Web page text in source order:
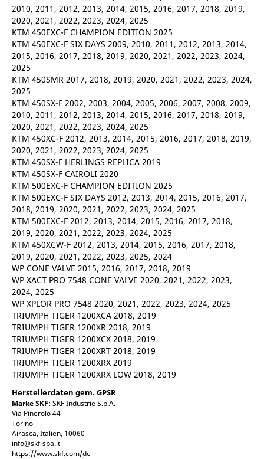
2010, 2011, 2012, 2013, 2014, 2015, 2016, 2017, 2018, 2019,
2020, 2021, 2022, 2023, 2024, 2025
KTM 450EXC-F CHAMPION EDITION 2025
KTM 450EXC-F SIX DAYS 2009, 2010, 2011, 2012, 2013, 2014,
2015, 2016, 2017, 2018, 2019, 2020, 2021, 2022, 2023, 2024,
2025
KTM 450SMR 2017, 2018, 2019, 2020, 2021, 2022, 2023, 2024,
2025
KTM 450SX-F 2002, 2003, 2004, 2005, 2006, 2007, 2008, 2009,
2010, 2011, 2012, 2013, 2014, 2015, 2016, 2017, 2018, 2019,
2020, 2021, 2022, 2023, 2024, 2025
KTM 450XC-F 2012, 2013, 2014, 2015, 2016, 2017, 2018, 2019,
2020, 2021, 2022, 2023, 2024, 2025
KTM 450SX-F HERLINGS REPLICA 2019
KTM 450SX-F CAIROLI 2020
KTM 500EXC-F CHAMPION EDITION 2025
KTM 500EXC-F SIX DAYS 2012, 2013, 2014, 2015, 2016, 2017,
2018, 2019, 2020, 2021, 2022, 2023, 2024, 2025
KTM 500EXC-F 2012, 2013, 2014, 2015, 2016, 2017, 2018,
2019, 2020, 2021, 2022, 2023, 2024, 2025
KTM 450XCW-F 2012, 2013, 2014, 2015, 2016, 2017, 2018,
2019, 2020, 2021, 2022, 2023, 2025, 2024
WP CONE VALVE 2015, 2016, 2017, 2018, 2019
WP XACT PRO 7548 CONE VALVE 2020, 2021, 2022, 2023,
2024, 2025
WP XPLOR PRO 7548 2020, 2021, 2022, 2023, 2024, 2025
TRIUMPH TIGER 1200XCA 2018, 2019
TRIUMPH TIGER 1200XR 2018, 2019
TRIUMPH TIGER 1200XCX 2018, 2019
TRIUMPH TIGER 1200XRT 2018, 2019
TRIUMPH TIGER 1200XRX 2019
TRIUMPH TIGER 1200XRX LOW 2018, 2019
Herstellerdaten gem. GPSR
Marke SKF: SKF Industrie S.p.A.
Via Pinerolo 44
Torino
Airasca, Italien, 10060
info@skf-spa.it
https://www.skf.com/de